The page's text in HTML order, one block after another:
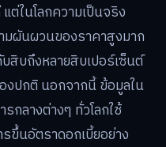
ต่ในโลกความเป็นจริง
มผันผวนของราคาสูงมาก
สิบถึงหลายสิบเปอร์เซ็นต์
องปกติ นอกจากนี้ ข้อมูลใน
กลางต่างๆ ทั่วโลกใช้
รขึ้นอัตราดอกเบี้ยอย่าง